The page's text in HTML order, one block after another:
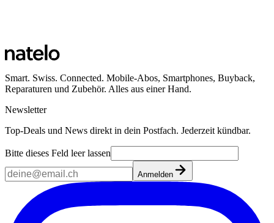
Smart. Swiss. Connected. Mobile-Abos, Smartphones, Buyback,
Reparaturen und Zubehör. Alles aus einer Hand.
Newsletter
Top-Deals und News direkt in dein Postfach. Jederzeit kündbar.
Bitte dieses Feld leer lassen
Anmelden